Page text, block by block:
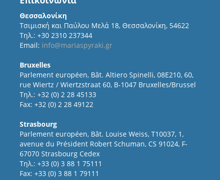
Θεσσαλονίκη
Τσιμισκή και Παύλου Μελά 18, Θεσσαλονίκη, 54622
Τηλ.: +30 2310 237344
Email: info@mariaspyraki.gr
Bruxelles
Parlement européen, Bât. Altiero Spinelli, 08E210, 60,
rue Wiertz / Wiertzstraat 60, B-1047 Bruxelles/Brussel
Τηλ.: +32 (0) 2 28 45133
Fax: +32 (0) 2 28 49122
Strasbourg
Parlement européen, Bât. Louise Weiss, T10037, 1,
avenue du Président Robert Schuman, CS 91024, F-
67070 Strasbourg Cedex
Τηλ.: +33 (0) 3 88 1 75111
Fax: +33 (0) 3 88 1 79111